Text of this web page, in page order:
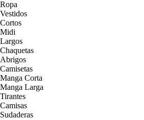
Ropa
Vestidos
Cortos
Midi
Largos
Chaquetas
Abrigos
Camisetas
Manga Corta
Manga Larga
Tirantes
Camisas
Sudaderas